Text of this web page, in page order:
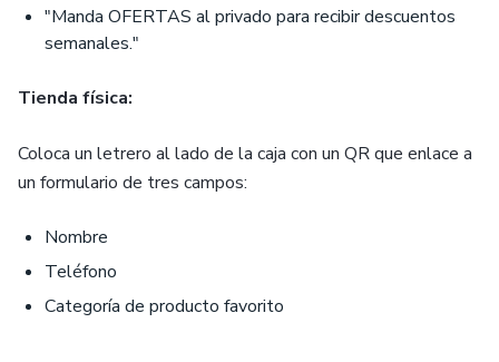
"Manda OFERTAS al privado para recibir descuentos
semanales."
Tienda física:
Coloca un letrero al lado de la caja con un QR que enlace a
un formulario de tres campos:
Nombre
Teléfono
Categoría de producto favorito